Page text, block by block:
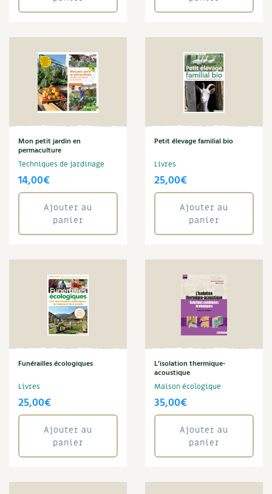
Joseph Chauffrey
Macérat
Maison écologique
Maladie
Maraîchage
Marc Dufumier
Mare
Marie Chioca
Marie-Laure Tombini
Martine Cotinat
Matériaux
Mathilde Magnan
Mauvaise herbe
Maux
Meuble
Microferme
Nourriture
Obsèques
Optimiser l'espace
Organisation
Ornement
Paillage
Pain
Peinture
Pelouse
Mon petit jardin en
permaculture
Techniques de jardinage
14,00€
Ajouter au
panier
Petit élevage familial bio
Livres
25,00€
Ajouter au
panier
Funérailles écologiques
Livres
25,00€
Ajouter au
panier
L’isolation thermique-
acoustique
Maison écologique
35,00€
Ajouter au
panier